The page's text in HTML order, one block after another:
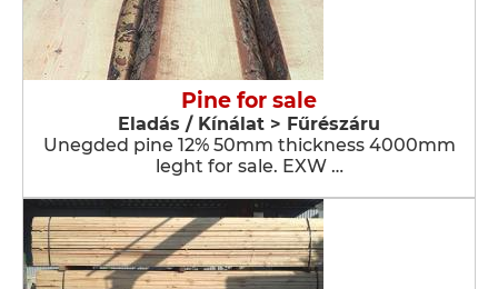
Pine for sale
Eladás / Kínálat > Fűrészáru
Unegded pine 12% 50mm thickness 4000mm
leght for sale. EXW …